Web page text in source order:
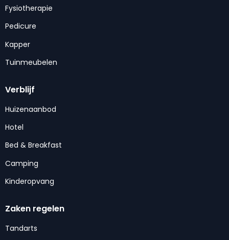
Fysiotherapie
Pedicure
Kapper
Tuinmeubelen
Verblijf
Huizenaanbod
Hotel
Bed & Breakfast
Camping
Kinderopvang
Zaken regelen
Tandarts